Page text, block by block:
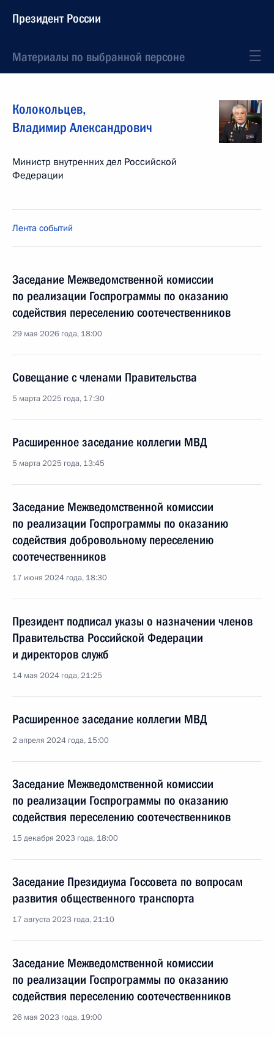
Президент России
Материалы по выбранной персоне
Колокольцев,
Владимир Александрович
Министр внутренних дел Российской
Федерации
Лента событий
Заседание Межведомственной комиссии
по реализации Госпрограммы по оказанию
содействия переселению соотечественников
29 мая 2026 года, 18:00
Совещание с членами Правительства
5 марта 2025 года, 17:30
Расширенное заседание коллегии МВД
5 марта 2025 года, 13:45
Заседание Межведомственной комиссии
по реализации Госпрограммы по оказанию
содействия добровольному переселению
соотечественников
17 июня 2024 года, 18:30
Президент подписал указы о назначении членов
Правительства Российской Федерации
и директоров служб
14 мая 2024 года, 21:25
Расширенное заседание коллегии МВД
2 апреля 2024 года, 15:00
Заседание Межведомственной комиссии
по реализации Госпрограммы по оказанию
содействия переселению соотечественников
15 декабря 2023 года, 18:00
Заседание Президиума Госсовета по вопросам
развития общественного транспорта
17 августа 2023 года, 21:10
Заседание Межведомственной комиссии
по реализации Госпрограммы по оказанию
содействия переселению соотечественников
26 мая 2023 года, 19:00